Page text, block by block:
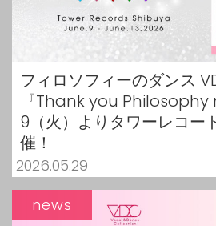
フィロソフィーのダンス
『Thank you
9（火）よりタワーレコー
催！
2026.05.29
news